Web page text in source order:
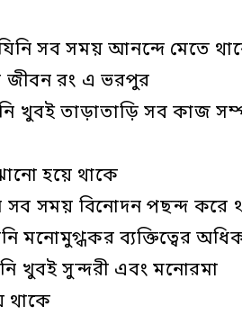
সব সময় আনন্দে মেতে
জীবন রং এ ভরপুর
খুবই তাড়াতাড়ি সব কাজ
হয়ে থাকে
সব সময় বিনোদন পছন্দ করে
ব্যক্তিত্বের
খুবই সুন্দরী এবং মনোরমা
থাকে